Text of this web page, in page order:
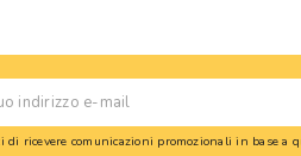
di ricevere comunicazioni promozionali in base a